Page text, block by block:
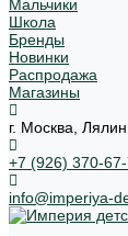
Мальчики
Школа
Бренды
Новинки
Распродажа
Магазины
г. Москва,
+7 (926) 370-
info@imperiya-